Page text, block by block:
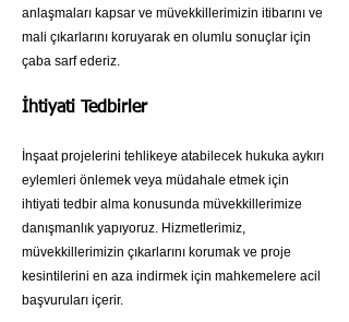
anlaşmaları kapsar ve müvekkillerimizin itibarını ve
mali çıkarlarını koruyarak en olumlu sonuçlar için
çaba sarf ederiz.
İhtiyati Tedbirler
İnşaat projelerini tehlikeye atabilecek hukuka aykırı
eylemleri önlemek veya müdahale etmek için
ihtiyati tedbir alma konusunda müvekkillerimize
danışmanlık yapıyoruz. Hizmetlerimiz,
müvekkillerimizin çıkarlarını korumak ve proje
kesintilerini en aza indirmek için mahkemelere acil
başvuruları içerir.